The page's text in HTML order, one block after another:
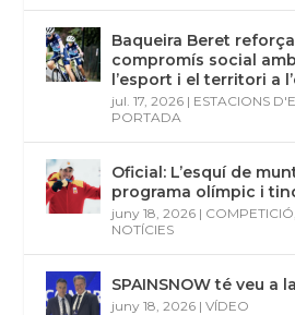
Baqueira Beret
compromís social
l’esport i el territori a
jul. 17, 2026 | ESTACIONS
PORTADA
Oficial: L’esquí de
programa olímpic i
juny 18, 2026 | COMPETICIÓ
NOTÍCIES
SPAINSNOW té veu a
juny 18, 2026 |VÍDEO